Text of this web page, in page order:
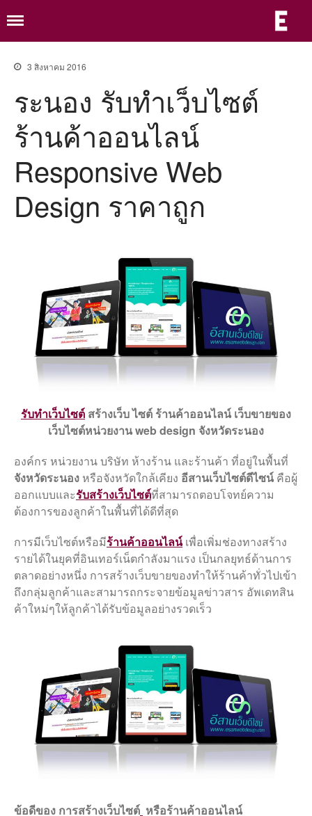
หน้าแรก
เกี่ยวกับ
แพ็กเก็จเว็บ
e-Saraban ระบบจัดการเอกสาร
แพ็กเก็จเว็บธุรกิจ
ขั้นตอนรับบริการ
ความรู้
ติดต่อ
คู่มือ
คู่มือเว็บไซต์ อบต./เทศบาล
จัดการข้อมูล ITA 2568/2025
สำหรับเว็บไซต์เทศบาล องค์การ
บริหารส่วนตำบล
EIT สำหรับใส่ QR Code ลง
เว็บไซต์
แจ้งอัพเดทเว็บไซต์เตรียมพร้อม
ITA 2568
ไฟล์แก้ไข สำหรับภาพสไลน์
เ
3 สิงหาคม 2016
ระนอง รับทําเว็บไซต์
ร้านค้าออนไลน์
Responsive Web
Design ราคาถูก
รับทําเว็บไซต์ สร้างเว็บ ไซต์ ร้านค้าออนไลน์ เว็บขายของ
เว็บไซต์หน่วยงาน web design จังหวัดระนอง
องค์กร หน่วยงาน บริษัท ห้างร้าน และร้านค้า ที่อยู่ในพื้นที่
จังหวัดระนอง หรือจังหวัดใกล้เคียง อีสานเว็บไซต์ดีไซน์ คือผู้
ออกแบบและรับสร้างเว็บไซต์ที่สามารถตอบโจทย์ความ
ต้องการของลูกค้าในพื้นที่ได้ดีที่สุด
การมีเว็บไซต์หรือมีร้านค้าออนไลน์เพื่อเพิ่มช่องทางสร้าง
รายได้ในยุคที่อินเทอร์เน็ตกำลังมาแรง เป็นกลยุทธ์ด้านการ
ตลาดอย่างหนึ่ง การสร้างเว็บขายของทำให้ร้านค้าทั่วไปเข้า
ถึงกลุ่มลูกค้าและสามารถกระจายข้อมูลข่าวสาร อัพเดทสิน
ค้าใหม่ๆให้ลูกค้าได้รับข้อมูลอย่างรวดเร็ว
ข้อดีของ การสร้างเว็บไซต์ หรือร้านค้าออนไลน์